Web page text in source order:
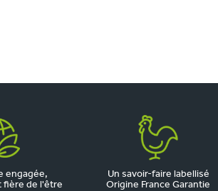
engagée,
fière de l'être
Un savoir-faire labellisé
Origine France Garantie